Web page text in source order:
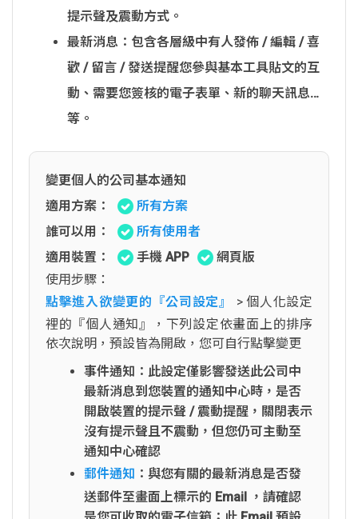
提示聲及震動方式。
最新消息：包含各層級中有人發佈 / 編輯 / 喜
歡 / 留言 / 發送提醒您參與基本工具貼文的互
動、需要您簽核的電子表單、新的聊天訊息…
等。
變更個人的公司基本通知
適用方案：
所有方案
誰可以用：
所有使用者
適用裝置：
手機 APP
網頁版
使用步驟：
點擊進入欲變更的『公司設定』
> 個人化設定
裡的『個人通知』，下列設定依畫面上的排序
依次說明，預設皆為開啟，您可自行點擊變更
事件通知：此設定僅影響發送此公司中
最新消息到您裝置的通知中心時，是否
開啟裝置的提示聲 / 震動提醒，關閉表示
沒有提示聲且不震動，但您仍可主動至
通知中心確認
郵件通知 ：與您有關的最新消息是否發
送郵件至畫面上標示的 Email ，請確認